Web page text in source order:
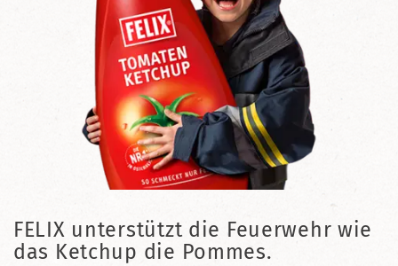
FELIX unterstützt die Feuerwehr wie
das Ketchup die Pommes.